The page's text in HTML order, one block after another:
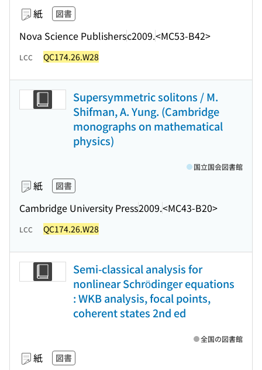
紙 図書
Nova Science Publishersc2009.<MC53-B42>
LCC QC174.26.W28
Supersymmetric solitons / M.
Shifman, A. Yung. (Cambridge
monographs on mathematical
physics)
紙 図書
Cambridge University Press2009.<MC43-B20>
国立国会図書館
LCC QC174.26.W28
Semi-classical analysis for
nonlinear Schrödinger equations
: WKB analysis, focal points,
coherent states 2nd ed
紙 図書
全国の図書館